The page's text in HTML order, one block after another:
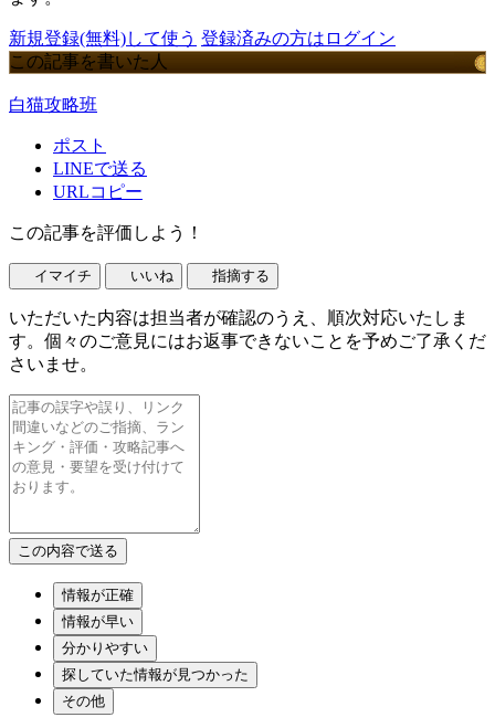
新規登録(無料)して使う 登録済みの方はログイン
この記事を書いた人
白猫攻略班
ポスト
LINEで送る
URLコピー
この記事を評価しよう！
イマイチ いいね 指摘する
いただいた内容は担当者が確認のうえ、順次対応いたしま
す。個々のご意見にはお返事できないことを予めご了承くだ
さいませ。
情報が正確
情報が早い
分かりやすい
探していた情報が見つかった
その他